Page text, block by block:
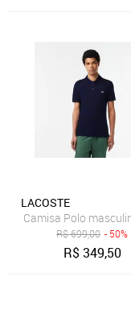
LACOSTE
Camisa Polo
R$699,00 - 50%
R$349,50